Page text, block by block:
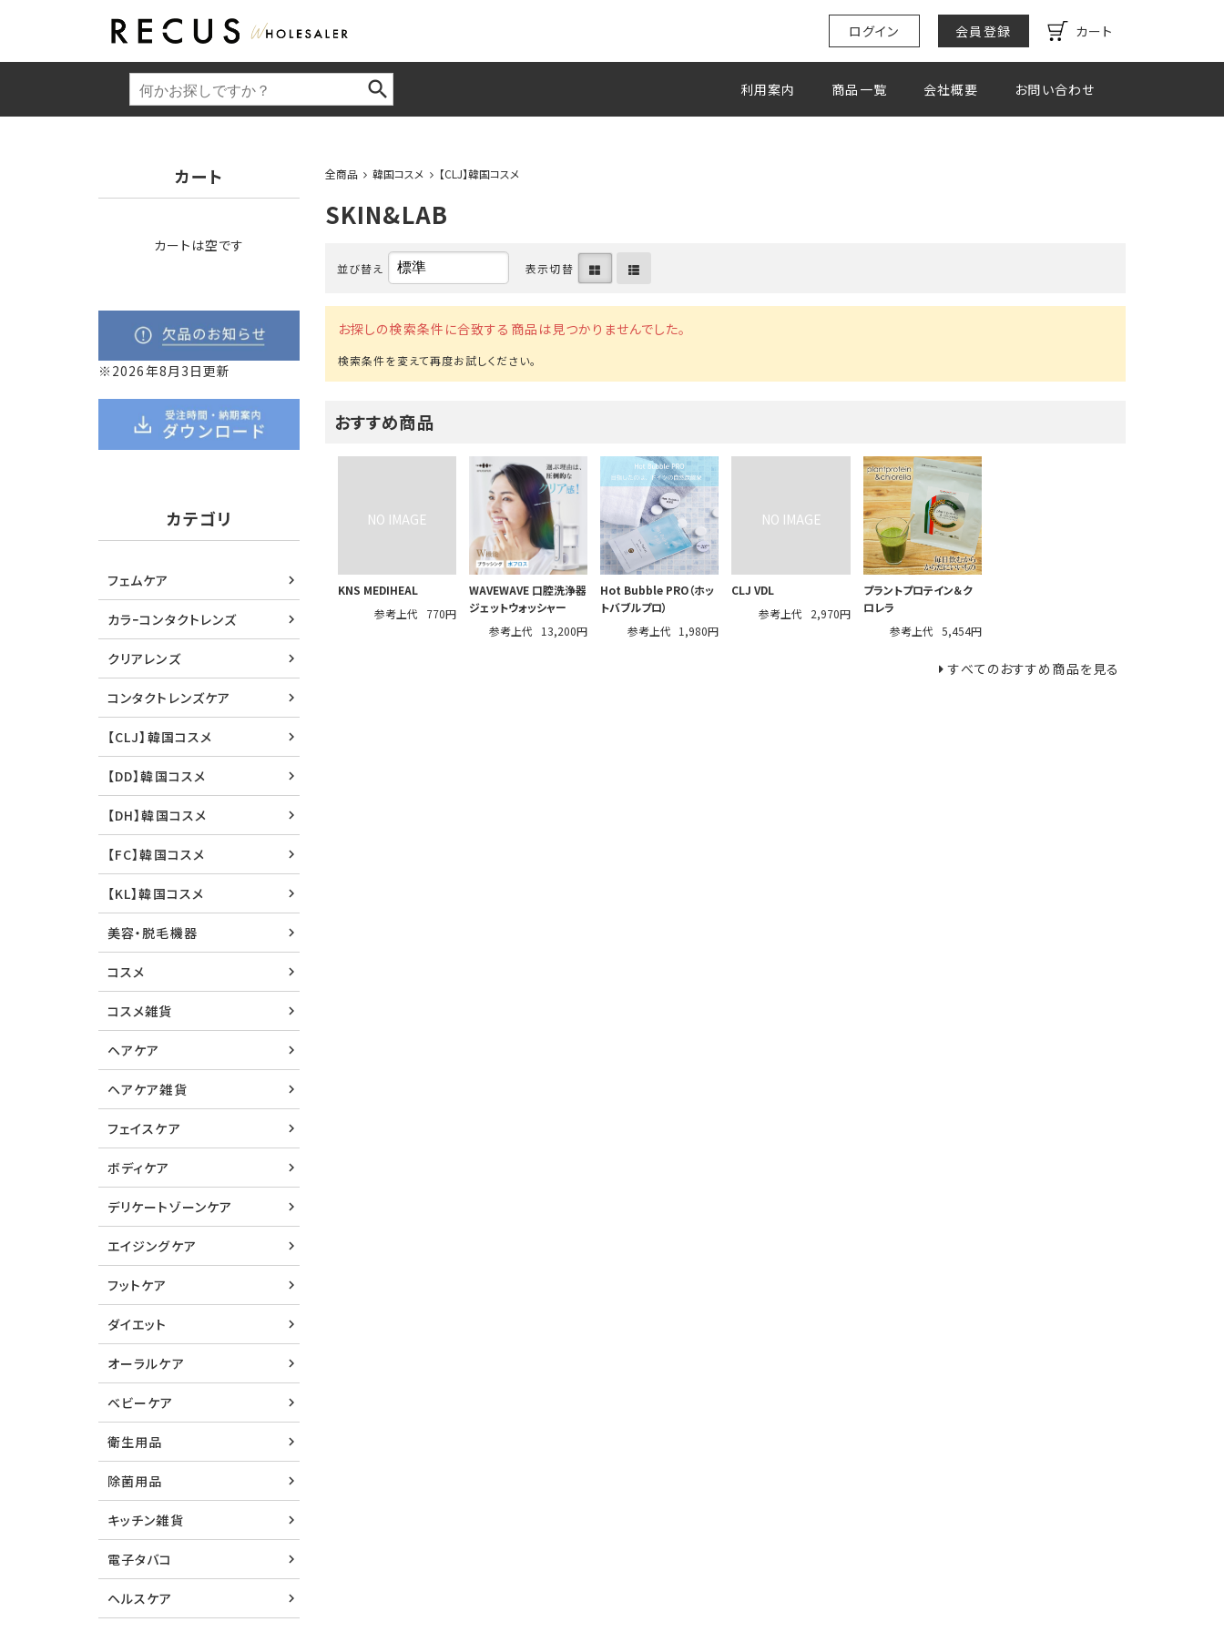
ログイン 会員登録 カート
利用案内 商品一覧 会社概要 お問い合わせ
全商品 韓国コスメ 【CLJ】韓国コスメ
SKIN&LAB
並び替え 表示切替
お探しの検索条件に合致する商品は見つかりませんでした。
おすすめ商品
KNS MEDIHEAL
参考上代
770円
WAVEWAVE 口腔洗浄器
ジェットウォッシャー
参考上代
13,200円
Hot Bubble PRO（ホッ
トバブルプロ）
参考上代 1,980円
CLJ VDL
参考上代
2,970円
プラントプロテイン＆ク
ロレラ
参考上代 5,454円
すべてのおすすめ商品を見る
カート
カートは空です
※2026年8月3日更新
カテゴリ
フェムケア
カラｰコンタクトレンズ
クリアレンズ
コンタクトレンズケア
【CLJ】韓国コスメ
【DD】韓国コスメ
【DH】韓国コスメ
【FC】韓国コスメ
【KL】韓国コスメ
美容・脱毛機器
コスメ
コスメ雑貨
ヘアケア
ヘアケア雑貨
フェイスケア
ボディケア
デリケートゾーンケア
エイジングケア
フットケア
ダイエット
オーラルケア
ベビーケア
衛生用品
除菌用品
キッチン雑貨
電子タバコ
ヘルスケア